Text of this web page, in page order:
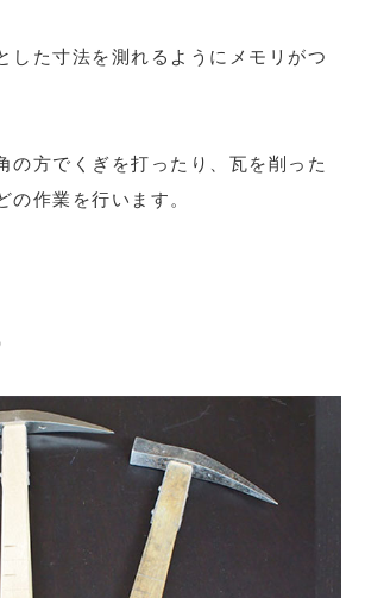
した寸法を測れるようにメモリがつ
の方でくぎを打ったり、瓦を削った
の作業を行います。